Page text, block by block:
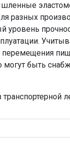
разных
уровень
перемещения
могут быть